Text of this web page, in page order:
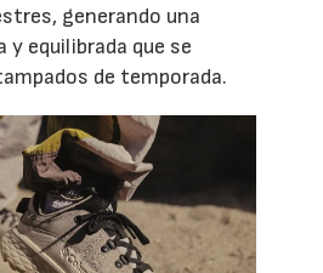
generando una
equilibrada que se
de temporada.